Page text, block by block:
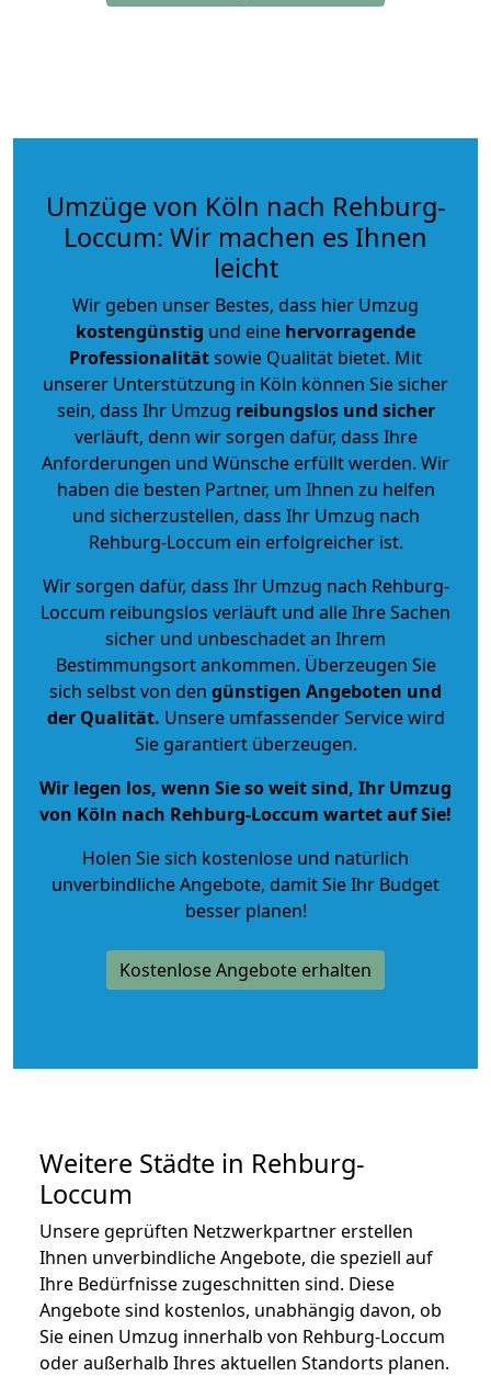
Umzüge von Köln nach Rehburg-
Loccum: Wir machen es Ihnen
leicht
Wir geben unser Bestes, dass hier Umzug
kostengünstig und eine hervorragende
Professionalitätsowie Qualität bietet. Mit
unserer Unterstützung in Köln können Sie sicher
sein, dass Ihr Umzug reibungslos und sicher
verläuft, denn wir sorgen dafür, dass Ihre
Anforderungen und Wünsche erfüllt werden. Wir
haben die besten Partner, um Ihnen zu helfen
und sicherzustellen, dass Ihr Umzug nach
Rehburg-Loccum ein erfolgreicher ist.
Wir sorgen dafür, dass Ihr Umzug nach Rehburg-
Loccum reibungslos verläuft und alle Ihre Sachen
sicher und unbeschadet an Ihrem
Bestimmungsort ankommen. Überzeugen Sie
sich selbst von den günstigen Angeboten und
der Qualität. Unsere umfassender Service wird
Sie garantiert überzeugen.
Wir legen los, wenn Sie so weit sind, Ihr Umzug
von Köln nach Rehburg-Loccum wartet auf Sie!
Holen Sie sich kostenlose und natürlich
unverbindliche Angebote, damit Sie Ihr Budget
besser planen!
Kostenlose Angebote erhalten
Weitere Städte in Rehburg-
Loccum
Unsere geprüften Netzwerkpartner erstellen
Ihnen unverbindliche Angebote, die speziell auf
Ihre Bedürfnisse zugeschnitten sind. Diese
Angebote sind kostenlos, unabhängig davon, ob
Sie einen Umzug innerhalb von Rehburg-Loccum
oder außerhalb Ihres aktuellen Standorts planen.